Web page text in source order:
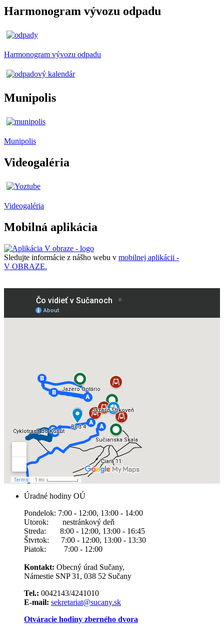
Harmonogram vývozu odpadu
Harmonogram vývozu odpadu
Munipolis
Munipolis
Videogaléria
Videogaléria
Mobilná aplikácia
Sledujte informácie z nášho webu v mobilnej aplikácii -
V OBRAZE.
Úradné hodiny OÚ
Pondelok: 7:00 - 12:00, 13:00 - 14:00
Utorok: nestránkový deň
Streda: 8:00 - 12:00, 13:00 - 16:45
Štvrtok: 7:00 - 12:00, 13:00 - 13:30
Piatok: 7:00 - 12:00
Kontakt: Obecný úrad Sučany,
Námestie SNP 31, 038 52 Sučany
Tel.: 0042143/4241010
E-mail: sekretariat@sucany.sk
Otváracie hodiny zberného dvora